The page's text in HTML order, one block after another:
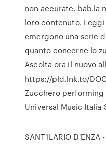
non accurate. bab.la
loro contenuto.
emergono una serie
quanto concerne lo
Ascolta ora il nuovo
https://pld.lnk.to/
Zucchero performing
Universal Music Italia
SANT'ILARIO